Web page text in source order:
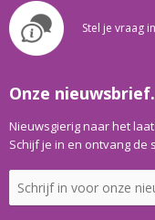
Stel je vraag
Onze nieuwsbrief.
Nieuwsgierig naar het
Schijf je in en ontvang de